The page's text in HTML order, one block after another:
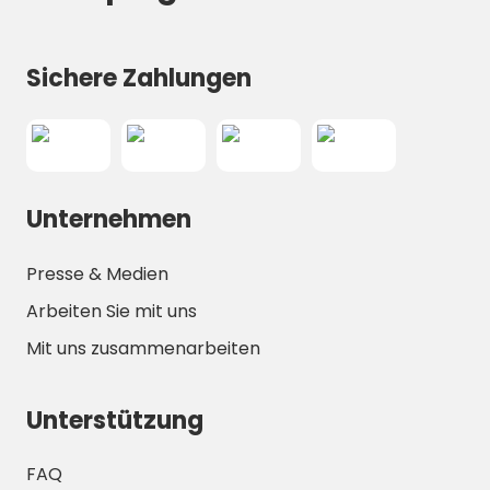
Sichere Zahlungen
Unternehmen
Presse & Medien
Arbeiten Sie mit uns
Mit uns zusammenarbeiten
Unterstützung
FAQ